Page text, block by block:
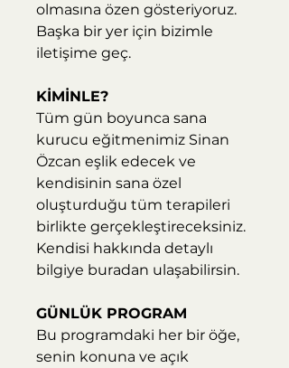
olmasına özen gösteriyoruz.
Başka bir yer için bizimle
iletişime geç.
KİMİNLE?​
Tüm gün boyunca sana
kurucu eğitmenimiz Sinan
Özcan eşlik edecek ve
kendisinin sana özel
oluşturduğu tüm terapileri
birlikte gerçekleştireceksiniz.
Kendisi hakkında detaylı
bilgiye buradan ulaşabilirsin.
GÜNLÜK PROGRAM
Bu programdaki her bir öğe,
senin konuna ve açık